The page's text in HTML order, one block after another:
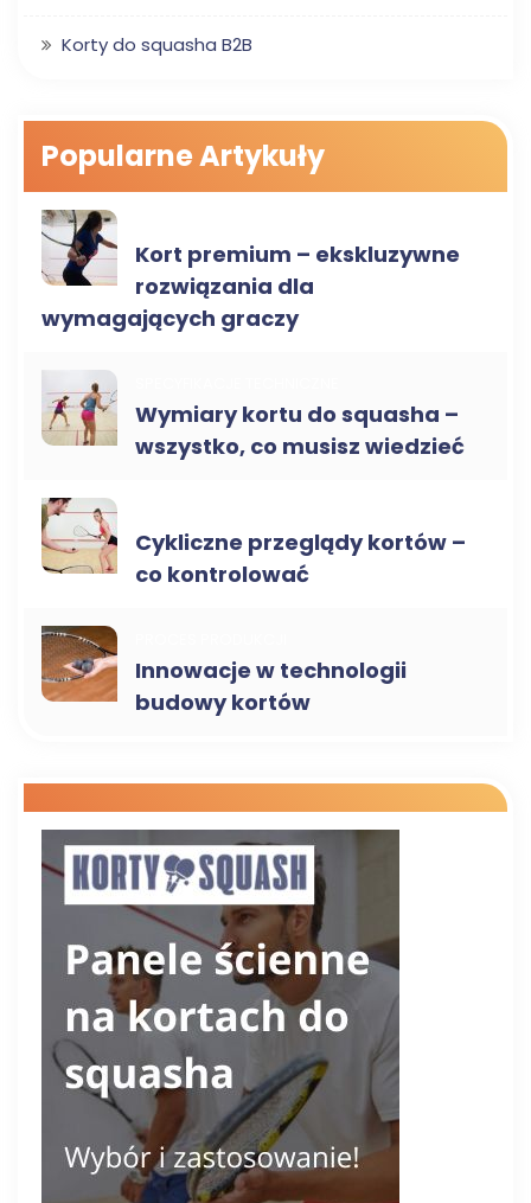
Korty do squasha B2B
Popularne Artykuły
Kort premium – ekskluzywne
rozwiązania dla
wymagających graczy
Wymiary kortu do squasha –
wszystko, co musisz wiedzieć
Cykliczne przeglądy kortów –
co kontrolować
Innowacje w technologii
budowy kortów